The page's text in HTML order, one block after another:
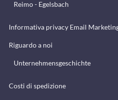
Reimo - Egelsbach
Informativa privacy Email
Riguardo a noi
Unternehmensgeschichte
Costi di spedizione